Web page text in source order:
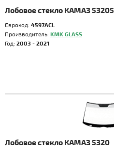
Лобовое стекло КАМАЗ 53205
Еврокод: 4597ACL
Производитель: KMK GLASS
Год: 2003 - 2021
Лобовое стекло КАМАЗ 5320